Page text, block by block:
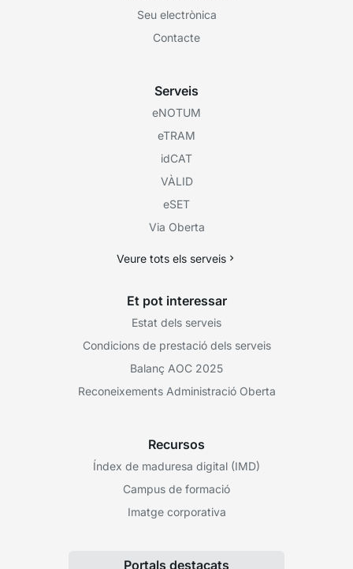
Seu electrònica
Contacte
Serveis
eNOTUM
eTRAM
idCAT
VÀLID
eSET
Via Oberta
Veure tots els serveis
Et pot interessar
Estat dels serveis
Condicions de prestació dels serveis
Balanç AOC 2025
Reconeixements Administració Oberta
Recursos
Índex de maduresa digital (IMD)
Campus de formació
Imatge corporativa
Portals destacats